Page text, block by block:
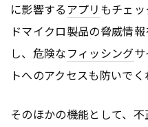
に影響するアプリ もチェ
ドマイクロ製品の脅威情
し、危険なフィッシング
トへのアクセスも防いでく
そのほかの機能として、不